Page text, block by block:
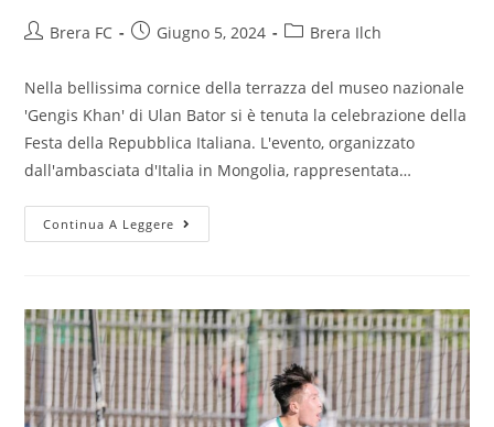
Brera FC Giugno 5, 2024 Brera Ilch
Nella bellissima cornice della terrazza del museo nazionale
'Gengis Khan' di Ulan Bator si è tenuta la celebrazione della
Festa della Repubblica Italiana. L'evento, organizzato
dall'ambasciata d'Italia in Mongolia, rappresentata…
Continua A Leggere